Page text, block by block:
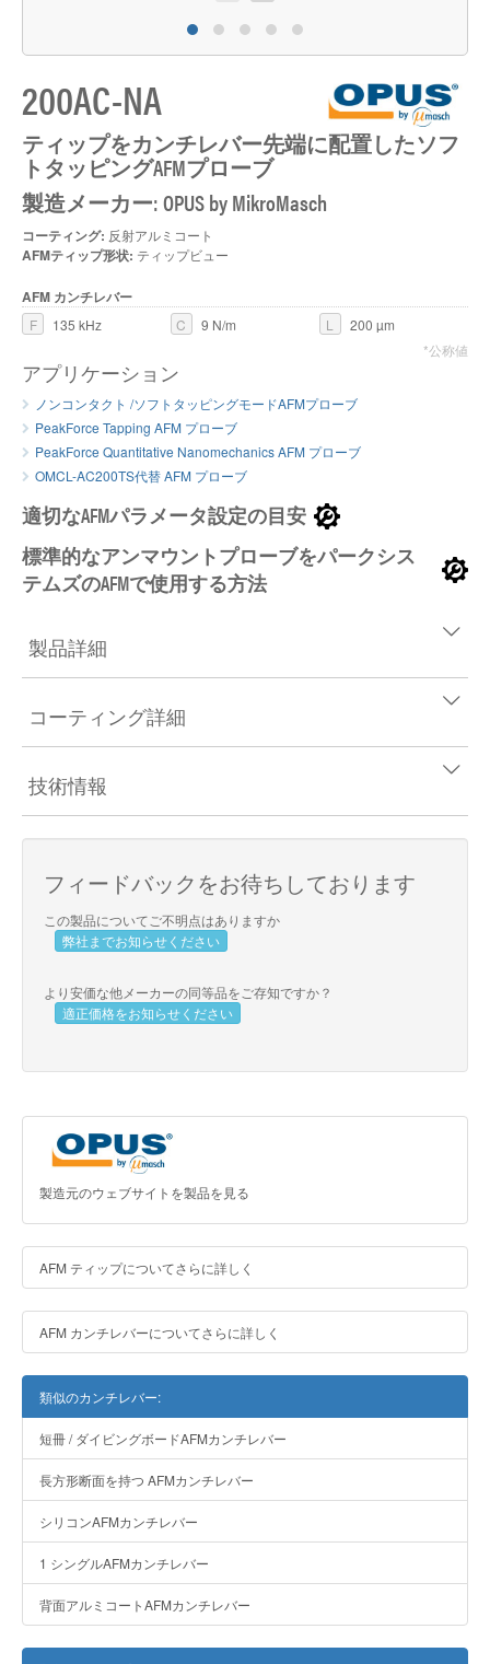
200AC-NA
ティップをカンチレバー先端に配置したソフ
トタッピングAFMプローブ
製造メーカー: OPUS by MikroMasch
コーティング: 反射アルミコート
AFMティップ形状: ティップビュー
AFM カンチレバー
F 135 kHz C 9 N/m L
200 µm
*公称値
アプリケーション
ノンコンタクト /ソフトタッピングモードAFMプローブ
PeakForce Tapping AFM プローブ
PeakForce Quantitative Nanomechanics AFM プローブ
OMCL-AC200TS代替 AFM プローブ
適切なAFMパラメータ設定の目安
標準的なアンマウントプローブをパークシス
テムズのAFMで使用する方法
製品詳細
コーティング詳細
技術情報
フィードバックをお待ちしております
この製品についてご不明点はありますか
弊社までお知らせください
より安価な他メーカーの同等品をご存知ですか？
適正価格をお知らせください
製造元のウェブサイトを製品を見る
AFM ティップについてさらに詳しく
AFM カンチレバーについてさらに詳しく
類似のカンチレバー:
短冊 / ダイビングボードAFMカンチレバー
長方形断面を持つ AFMカンチレバー
シリコンAFMカンチレバー
1 シングルAFMカンチレバー
背面アルミコートAFMカンチレバー